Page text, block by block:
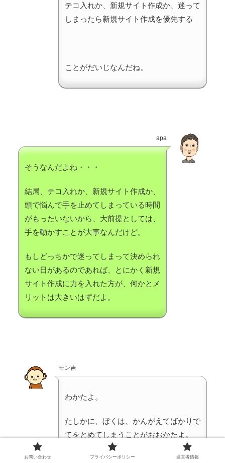
テコ入れか、新規サイト作成か、迷って
しまったら新規サイト作成を優先する
ことがだいじなんだね。
apa
そうなんだよね・・・
結局、テコ入れか、新規サイト作成か、
頭で悩んで手を止めてしまっている時間
がもったいないから、大前提としては、
手を動かすことが大事なんだけど。
もしどっちかで迷ってしまって決められ
ない日があるのであれば、とにかく新規
サイト作成に力を入れた方が、何かとメ
リットは大きいはずだよ。
モン吉
わかたよ。
たしかに、ぼくは、かんがえてばかりで
てをとめてしまうことがおおかたよ。
お問い合わせ プライバシーポリシー 運営者情報